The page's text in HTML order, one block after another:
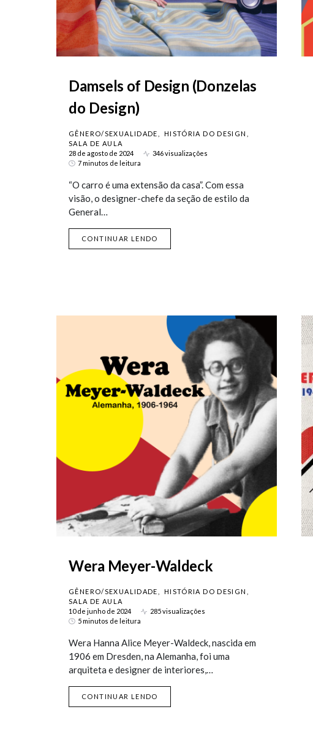
Damsels of Design (Donzelas
do Design)
GÊNERO/SEXUALIDADE
HISTÓRIA DO DESIGN
SALA DE AULA
28 de agosto de 2024
346 visualizações
7 minutos de leitura
“O carro é uma extensão da casa”. Com essa
visão, o designer-chefe da seção de estilo da
General…
CONTINUAR LENDO
Wera Meyer-Waldeck
GÊNERO/SEXUALIDADE
HISTÓRIA DO DESIGN
SALA DE AULA
10 de junho de 2024
285 visualizações
5 minutos de leitura
Wera Hanna Alice Meyer-Waldeck, nascida em
1906 em Dresden, na Alemanha, foi uma
arquiteta e designer de interiores,…
CONTINUAR LENDO